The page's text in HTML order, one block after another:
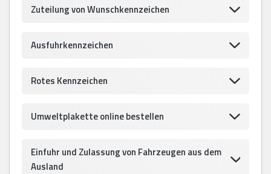
Zuteilung von Wunschkennzeichen
Ausfuhrkennzeichen
Rotes Kennzeichen
Umweltplakette online bestellen
Einfuhr und Zulassung von Fahrzeugen aus dem
Ausland